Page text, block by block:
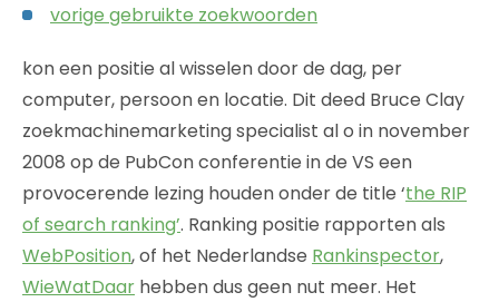
vorige gebruikte zoekwoorden
kon een positie al wisselen door de dag, per
computer, persoon en locatie. Dit deed Bruce Clay
zoekmachinemarketing specialist al o in november
2008 op de PubCon conferentie in de VS een
provocerende lezing houden onder de title ‘the RIP
of search ranking’. Ranking positie rapporten als
WebPosition, of het Nederlandse Rankinspector,
WieWatDaar hebben dus geen nut meer. Het